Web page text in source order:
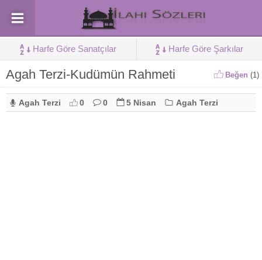
Harfe Göre Sanatçılar Harfe Göre Şarkılar
Agah Terzi-Kudümün Rahmeti Beğen (1)
Agah Terzi 0 0 5 Nisan Agah Terzi